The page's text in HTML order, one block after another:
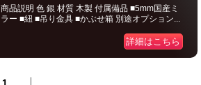
商品説明 色 銀 材質 木製 付属備品 ■5mm国産ミ
ラー ■紐 ■吊り金具 ■かぶせ箱 別途オプション...
詳細はこちら